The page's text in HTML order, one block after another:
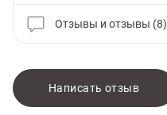
Отзывы и отзывы (8)
Написать отзыв